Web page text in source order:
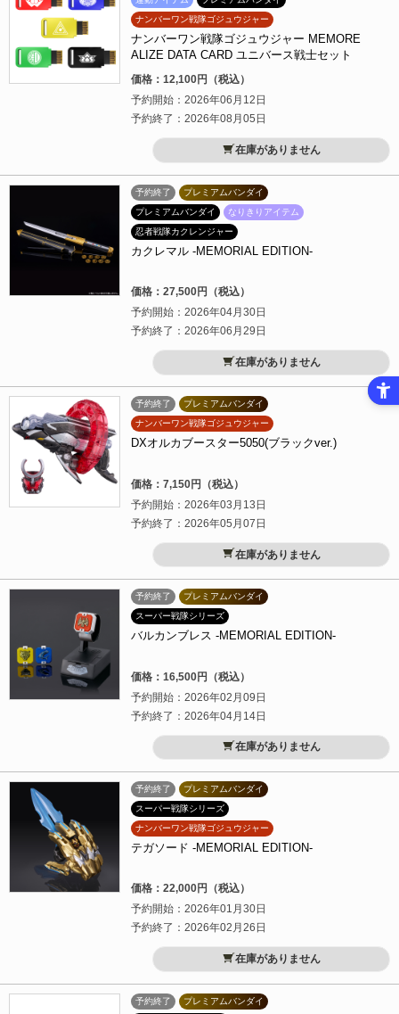
ナンバーワン戦隊ゴジュウジャー
ナンバーワン戦隊ゴジュウジャー MEMORE
ALIZE DATA CARD ユニバース戦士セット
価格：12,100円（税込）
予約開始：2026年06月12日
予約終了：2026年08月05日
在庫がありません
予約終了
プレミアムバンダイ
プレミアムバンダイ
なりきりアイテム
忍者戦隊カクレンジャー
カクレマル -MEMORIAL EDITION-
価格：27,500円（税込）
予約開始：2026年04月30日
予約終了：2026年06月29日
在庫がありません
予約終了
プレミアムバンダイ
ナンバーワン戦隊ゴジュウジャー
DXオルカブースター5050(ブラックver.)
価格：7,150円（税込）
予約開始：2026年03月13日
予約終了：2026年05月07日
在庫がありません
予約終了
プレミアムバンダイ
スーパー戦隊シリーズ
バルカンブレス -MEMORIAL EDITION-
価格：16,500円（税込）
予約開始：2026年02月09日
予約終了：2026年04月14日
在庫がありません
予約終了
プレミアムバンダイ
スーパー戦隊シリーズ
ナンバーワン戦隊ゴジュウジャー
テガソード -MEMORIAL EDITION-
価格：22,000円（税込）
予約開始：2026年01月30日
予約終了：2026年02月26日
在庫がありません
予約終了
プレミアムバンダイ